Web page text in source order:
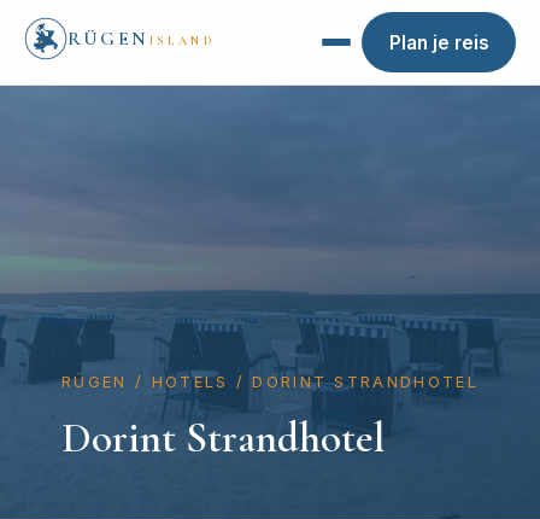
RÜGEN ISLAND Plan je reis
RÜGEN / HOTELS / DORINT STRANDHOTEL
Dorint Strandhotel